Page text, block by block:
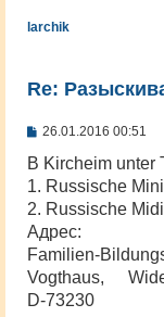
larchik
Re:
С
о
щ
и
е
26.01.2016 00:51
В Kircheim unter
1. Russische
2. Russische
Адрес:
Familien-
Vogthaus,
D-73230